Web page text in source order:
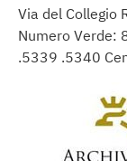
Via del Collegio
Numero Verde:
.5339 .5340